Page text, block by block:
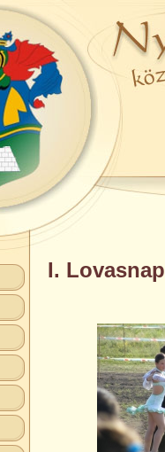
I. Lovasnap